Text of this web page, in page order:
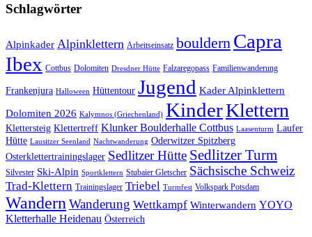
Schlagwörter
Alpinkader Alpinklettern Arbeitseinsatz bouldern Capra
Ibex Cottbus Dolomiten Dresdner Hütte Falzaregopass Familienwanderung
Frankenjura Halloween Hüttentour Jugend Kader Alpinklettern
Dolomiten 2026 Kalymnos (Griechenland) KinderKlettern
Klettersteig Klettertreff Klunker Boulderhalle Cottbus Laasenturm Laufer
Hütte Lausitzer Seenland Nachtwanderung Oderwitzer Spitzberg
Osterklettertrainingslager Sedlitzer Hütte Sedlitzer Turm
Silvester Ski-Alpin Sportklettern Stubaier Gletscher Sächsische Schweiz
Trad-Klettern Trainingslager Triebel Turmfest Volkspark Potsdam
Wandern Wanderung Wettkampf Winterwandern YOYO
Kletterhalle Heidenau Österreich